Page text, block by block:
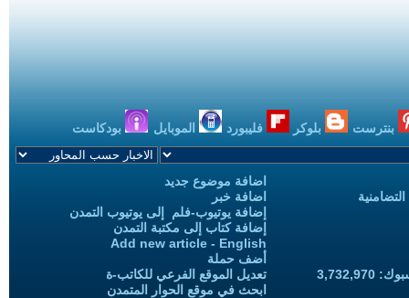
بنترست بلوكر فليبورد الموبايل بودكاست
اضافة موضوع جديد
اضافة خبر
إضافة يوتيوب-فلم إلى يوتيوب التمدن
إضافة كتاب إلى مكتبة التمدن
Add new article - English
أضف حملة
تعديل الموقع الفرعي للكاتب-ة
ابحث في موقع الحوار المتمدن